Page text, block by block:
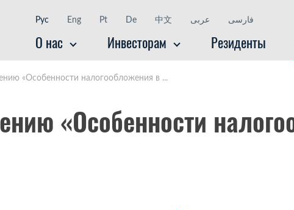
Рус Eng Pt De 中文 عربى فارسی
O нас Инвесторам Резиденты
«Особенности налогообложения в ...
«Особенности